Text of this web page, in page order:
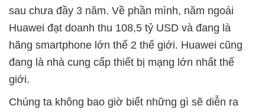
sau chưa đầy 3 năm. Về phần mình, năm ngoái
Huawei đạt doanh thu 108,5 tỷ USD và đang là
hãng smartphone lớn thế 2 thế giới. Huawei cũng
đang là nhà cung cấp thiết bị mạng lớn nhất thế
giới.
Chúng ta không bao giờ biết những gì sẽ diễn ra